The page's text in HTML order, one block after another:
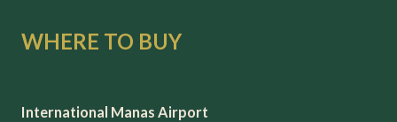
WHERE TO BUY
International Manas Airport